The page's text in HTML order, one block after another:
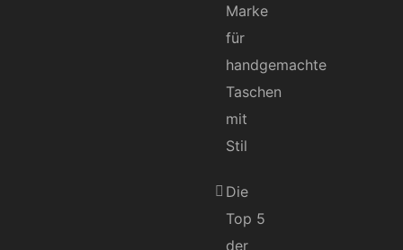
Marke
für
handgemachte
Taschen
mit
Stil
Die
Top 5
der